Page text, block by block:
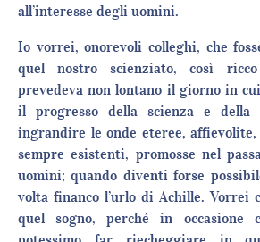
all’interesse degli uomini.
Io vorrei, onorevoli colleghi, che
quel nostro scienziato, così
prevedeva non lontano il giorno in
il progresso della scienza e della
ingrandire le onde eteree,
sempre esistenti, promosse nel
uomini; quando diventi forse
volta financo l’urlo di Achille. Vorrei
quel sogno, perché in occasione